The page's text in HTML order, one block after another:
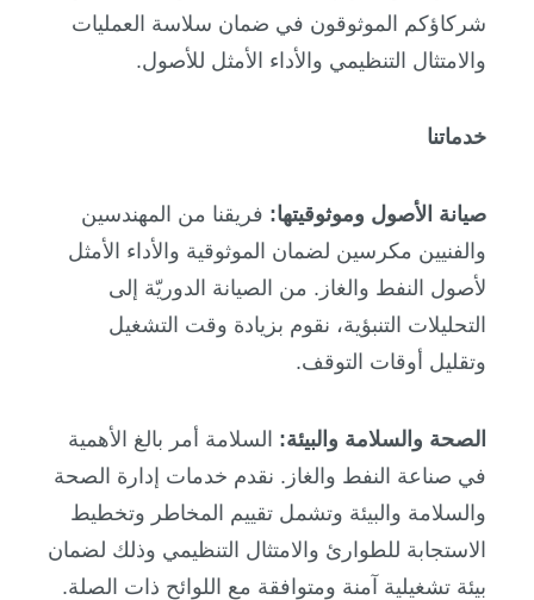
شركاؤكم الموثوقون في ضمان سلاسة العمليات
والامتثال التنظيمي والأداء الأمثل للأصول.
خدماتنا
صيانة الأصول وموثوقيتها: فريقنا من المهندسين
والفنيين مكرسين لضمان الموثوقية والأداء الأمثل
لأصول النفط والغاز. من الصيانة الدوريّة إلى
التحليلات التنبؤية، نقوم بزيادة وقت التشغيل
وتقليل أوقات التوقف.
الصحة والسلامة والبيئة: السلامة أمر بالغ الأهمية
في صناعة النفط والغاز. نقدم خدمات إدارة الصحة
والسلامة والبيئة وتشمل تقييم المخاطر وتخطيط
الاستجابة للطوارئ والامتثال التنظيمي وذلك لضمان
بيئة تشغيلية آمنة ومتوافقة مع اللوائح ذات الصلة.